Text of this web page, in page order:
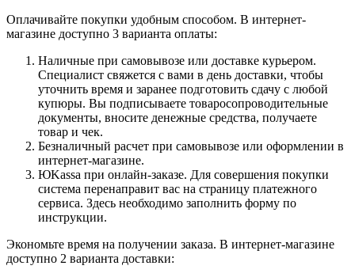
Оплачивайте покупки удобным способом. В интернет-
магазине доступно 3 варианта оплаты:
Наличные при самовывозе или доставке курьером.
Специалист свяжется с вами в день доставки, чтобы
уточнить время и заранее подготовить сдачу с любой
купюры. Вы подписываете товаросопроводительные
документы, вносите денежные средства, получаете
товар и чек.
Безналичный расчет при самовывозе или оформлении в
интернет-магазине.
ЮKassa при онлайн-заказе. Для совершения покупки
система перенаправит вас на страницу платежного
сервиса. Здесь необходимо заполнить форму по
инструкции.
Экономьте время на получении заказа. В интернет-магазине
доступно 2 варианта доставки: